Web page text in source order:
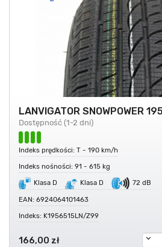
LANVIGATOR SNOWPOWER
Dostępność (1-2 dni)
Indeks prędkości: T - 190 km/h
Indeks nośności: 91 - 615 kg
Klasa D
Klasa D 72 dB
EAN: 6924064101463
Indeks: K1956515LN/Z99
166,00 zł